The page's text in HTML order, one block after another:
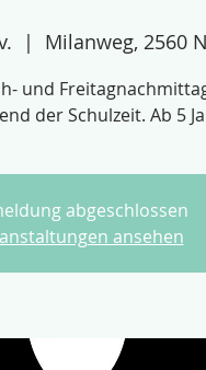
  |
Milanweg, 2560
und
der Schulzeit. Ab 5
abgeschlossen
ansehen